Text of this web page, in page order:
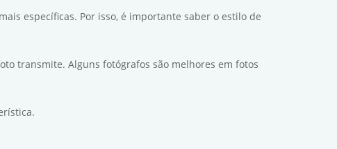
específicas. Por isso, é importante saber o estilo de
transmite. Alguns fotógrafos são melhores em fotos